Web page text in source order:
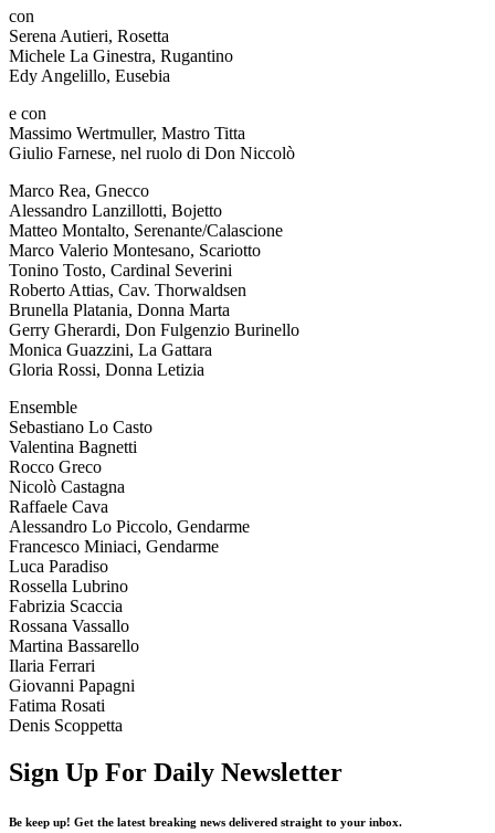
con
Serena Autieri, Rosetta
Michele La Ginestra, Rugantino
Edy Angelillo, Eusebia
e con
Massimo Wertmuller, Mastro Titta
Giulio Farnese, nel ruolo di Don Niccolò
Marco Rea, Gnecco
Alessandro Lanzillotti, Bojetto
Matteo Montalto, Serenante/Calascione
Marco Valerio Montesano, Scariotto
Tonino Tosto, Cardinal Severini
Roberto Attias, Cav. Thorwaldsen
Brunella Platania, Donna Marta
Gerry Gherardi, Don Fulgenzio Burinello
Monica Guazzini, La Gattara
Gloria Rossi, Donna Letizia
Ensemble
Sebastiano Lo Casto
Valentina Bagnetti
Rocco Greco
Nicolò Castagna
Raffaele Cava
Alessandro Lo Piccolo, Gendarme
Francesco Miniaci, Gendarme
Luca Paradiso
Rossella Lubrino
Fabrizia Scaccia
Rossana Vassallo
Martina Bassarello
Ilaria Ferrari
Giovanni Papagni
Fatima Rosati
Denis Scoppetta
Sign Up For Daily Newsletter
Be keep up! Get the latest breaking news delivered straight to your inbox.